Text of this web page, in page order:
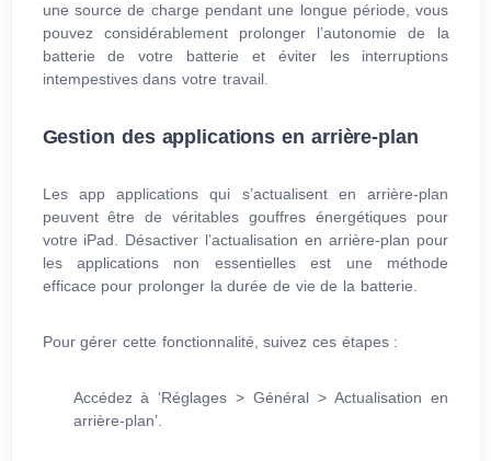
une source de charge pendant une longue période, vous
pouvez considérablement prolonger l’autonomie de la
batterie de votre batterie et éviter les interruptions
intempestives dans votre travail.
Gestion des applications en arrière-plan
Les app applications qui s’actualisent en arrière-plan
peuvent être de véritables gouffres énergétiques pour
votre iPad. Désactiver l’actualisation en arrière-plan pour
les applications non essentielles est une méthode
efficace pour prolonger la durée de vie de la batterie.
Pour gérer cette fonctionnalité, suivez ces étapes :
Accédez à ‘Réglages > Général > Actualisation en
arrière-plan’.